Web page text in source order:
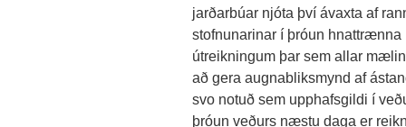
jarðarbúar njóta því ávaxta af
stofnunarinar í þróun
útreikningum þar sem allar
að gera augnabliksmynd af
svo notuð sem upphafsgildi í
þróun veðurs næstu daga er